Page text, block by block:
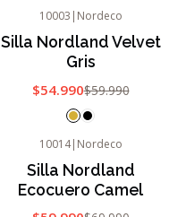
10003 | Nordeco
Silla Nordland Velvet
Gris
$54.990$59.990
Agotado
10014| Nordeco
Silla Nordland
Ecocuero Camel